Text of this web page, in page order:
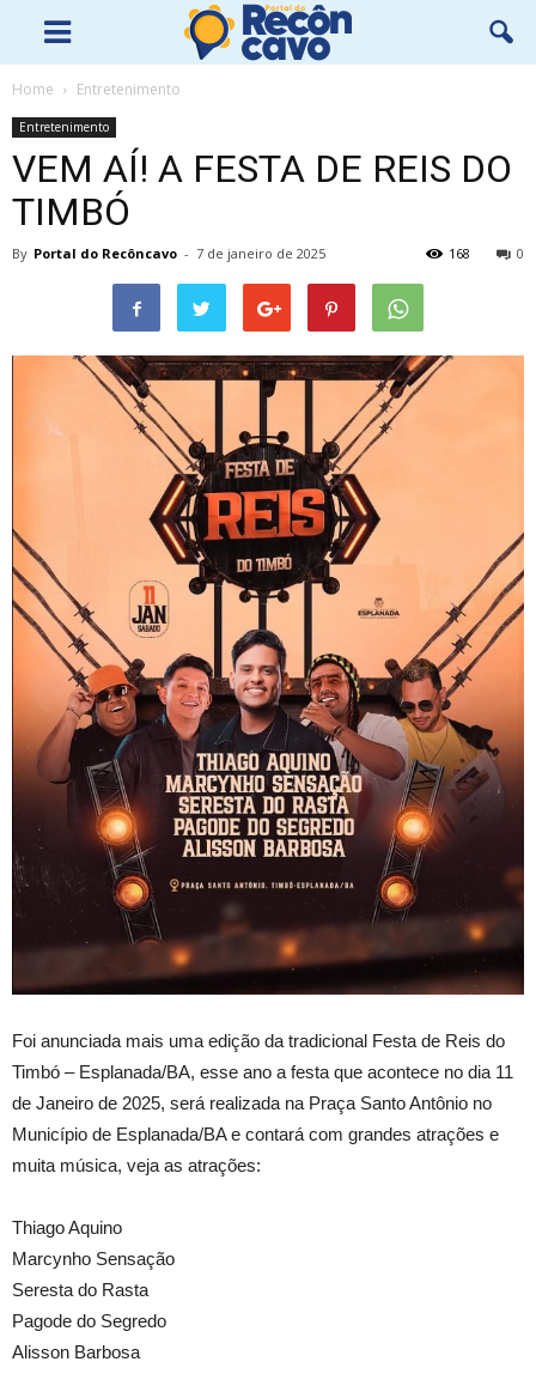
Home Entretenimento
Entretenimento
VEM AÍ! A FESTA DE REIS DO
TIMBÓ
By Portal do Recôncavo - 7 de janeiro de 2025 0
168
Foi anunciada mais uma edição da tradicional Festa de Reis do
Timbó – Esplanada/BA, esse ano a festa que acontece no dia 11
de Janeiro de 2025, será realizada na Praça Santo Antônio no
Município de Esplanada/BA e contará com grandes atrações e
muita música, veja as atrações:
Thiago Aquino
Marcynho Sensação
Seresta do Rasta
Pagode do Segredo
Alisson Barbosa